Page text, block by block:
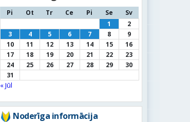
Pi Ot Tr Ce Pi Se
Sv
1
2
3
4 5 6 7 8
9
10
11 12 13 14 15
16
17
18 19 20 21 22
23
24
25 26 27 28 29
30
31
« Jūl
Noderīga informācija